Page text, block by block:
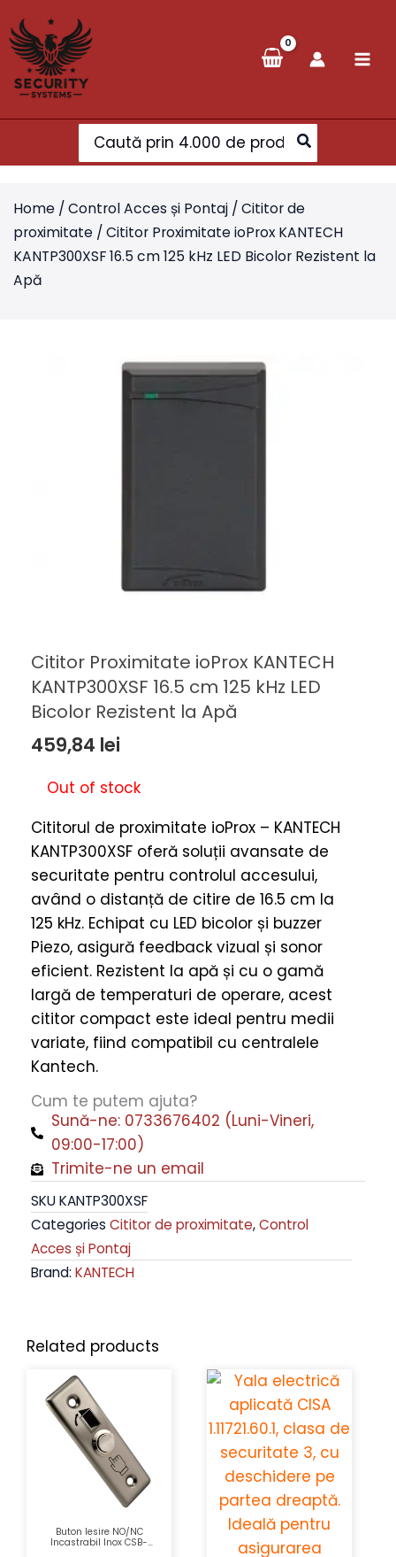
to
content
Search
for:
Home / Control Acces și Pontaj / Cititor de
proximitate / Cititor Proximitate ioProx KANTECH
KANTP300XSF 16.5 cm 125 kHz LED Bicolor Rezistent la
Apă
Cititor Proximitate ioProx KANTECH
KANTP300XSF 16.5 cm 125 kHz LED
Bicolor Rezistent la Apă
459,84 lei
Out of stock
Cititorul de proximitate ioProx – KANTECH
KANTP300XSF oferă soluții avansate de
securitate pentru controlul accesului,
având o distanță de citire de 16.5 cm la
125 kHz. Echipat cu LED bicolor și buzzer
Piezo, asigură feedback vizual și sonor
eficient. Rezistent la apă și cu o gamă
largă de temperaturi de operare, acest
cititor compact este ideal pentru medii
variate, fiind compatibil cu centralele
Kantech.
Cum te putem ajuta?
Sună-ne: 0733676402 (Luni-Vineri,
09:00-17:00)
Trimite-ne un email
SKUKANTP300XSF
Categories Cititor de proximitate,Control
Acces și Pontaj
Brand: KANTECH
Related products
Buton Iesire NO/NC
Incastrabil Inox CSB-